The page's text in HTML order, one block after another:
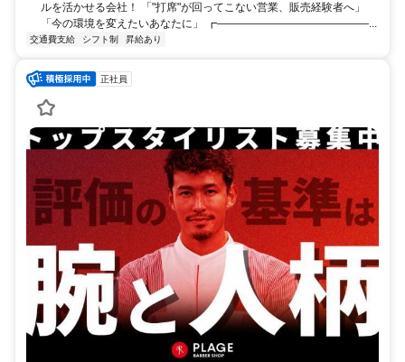
ルを活かせる会社！ 「"打席"が回ってこない営業、販売経験者へ」
「今の環境を変えたいあなたに」 ┏――――――――――――――...
交通費支給 シフト制 昇給あり
正社員